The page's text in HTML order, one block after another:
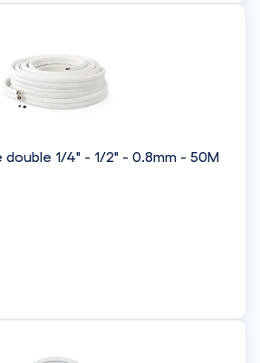
double 1/4" - 1/2" - 0.8mm - 50M